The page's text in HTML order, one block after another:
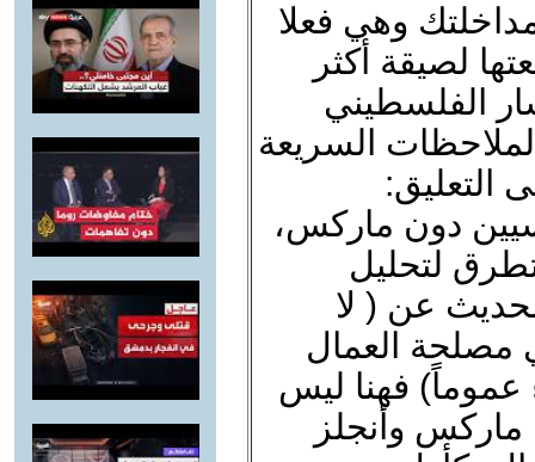
وهي فعلا
لصيقة أكثر
الفلسطيني
السريعة
التعليق:
دون ماركس،
لتحليل
عن ( لا
مصلحة العمال
عموماً) فهنا ليس
ماركس وأنجلز